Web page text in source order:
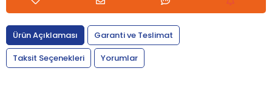
Ürün Açıklaması
Garanti ve Teslimat
Taksit Seçenekleri
Yorumlar